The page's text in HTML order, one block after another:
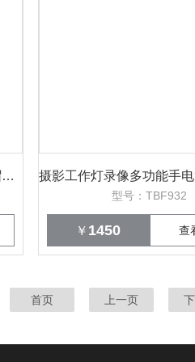
鼎轩照明LED3W微型头灯头戴式帽戴式
型号：TBF932
￥ 1450 查
首页 上一页